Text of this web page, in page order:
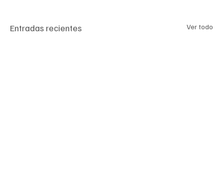
Entradas recientes Ver todo